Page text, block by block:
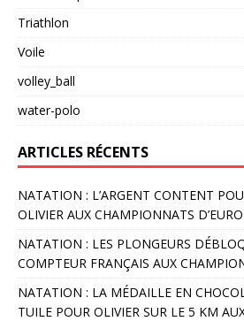
Triathlon
Voile
volley_ball
water-polo
ARTICLES RÉCENTS
NATATION : L’ARGENT CONTENT
OLIVIER AUX CHAMPIONNATS
NATATION : LES PLONGEURS
COMPTEUR FRANÇAIS AUX
NATATION : LA MÉDAILLE EN
TUILE POUR OLIVIER SUR LE 5 KM